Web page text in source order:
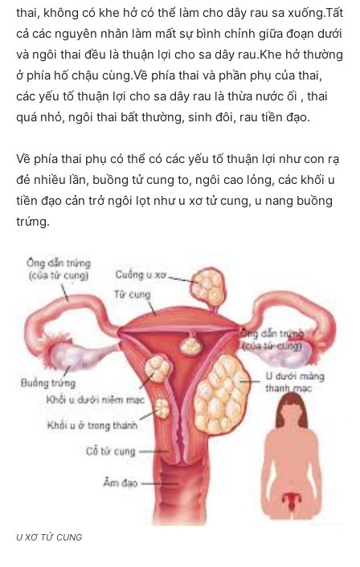
thai, không có khe hở có thể làm cho dây rau sa xuống.Tất
cả các nguyên nhân làm mất sự bình chỉnh giữa đoạn dưới
và ngôi thai đều là thuận lợi cho sa dây rau.Khe hở thường
ở phía hố chậu cùng.Về phía thai và phần phụ của thai,
các yếu tố thuận lợi cho sa dây rau là thừa nước ối , thai
quá nhỏ, ngôi thai bất thường, sinh đôi, rau tiền đạo.
Về phía thai phụ có thể có các yếu tố thuận lợi như con rạ
đẻ nhiều lần, buồng tử cung to, ngôi cao lỏng, các khối u
tiền đạo cản trở ngôi lọt như u xơ tử cung, u nang buồng
trứng.
U XƠ TỬ CUNG